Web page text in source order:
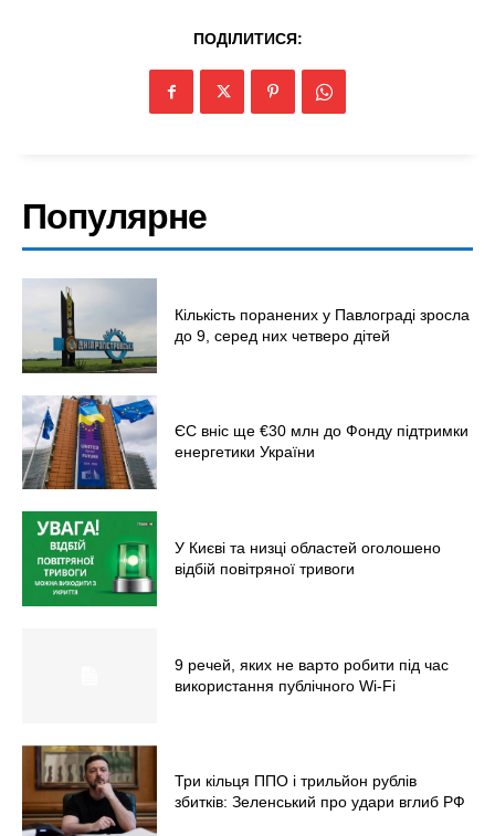
Війна
ПОДІЛИТИСЯ:
Популярне
Кількість поранених у Павлограді зросла
до 9, серед них четверо дітей
ЄС вніс ще €30 млн до Фонду підтримки
енергетики України
У Києві та низці областей оголошено
відбій повітряної тривоги
9 речей, яких не варто робити під час
використання публічного Wi-Fi
Три кільця ППО і трильйон рублів
збитків: Зеленський про удари вглиб РФ